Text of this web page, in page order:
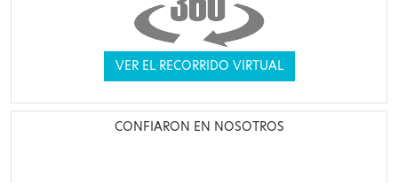
VER EL RECORRIDO VIRTUAL
CONFIARON EN NOSOTROS